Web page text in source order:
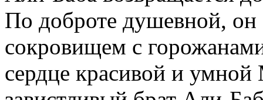
По доброте душевной, он
сокровищем с
сердце красивой и